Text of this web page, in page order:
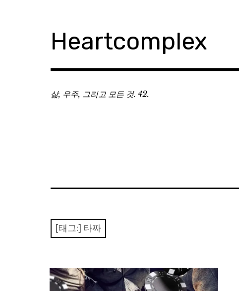
Heartcomplex
삶, 우주, 그리고 모든 것. 42.
[태그:] 타짜